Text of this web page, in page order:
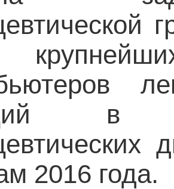
в
2016 года.